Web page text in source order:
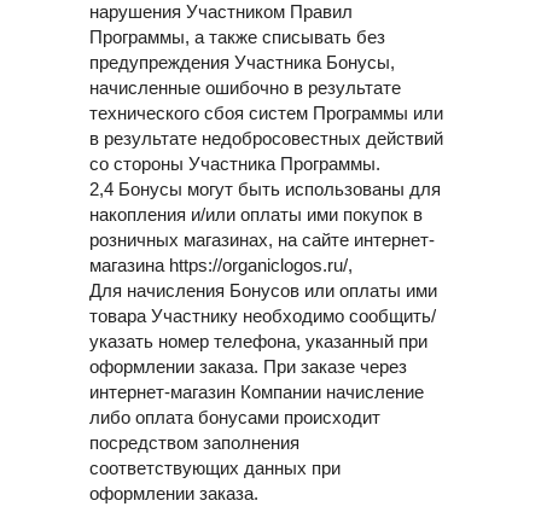
нарушения Участником Правил
Программы, а также списывать без
предупреждения Участника Бонусы,
начисленные ошибочно в результате
технического сбоя систем Программы или
в результате недобросовестных действий
со стороны Участника Программы.
2,4 Бонусы могут быть использованы для
накопления и/или оплаты ими покупок в
розничных магазинах, на сайте интернет-
магазина https://organiclogos.ru/,
Для начисления Бонусов или оплаты ими
товара Участнику необходимо сообщить/
указать номер телефона, указанный при
оформлении заказа. При заказе через
интернет-магазин Компании начисление
либо оплата бонусами происходит
посредством заполнения
соответствующих данных при
оформлении заказа.